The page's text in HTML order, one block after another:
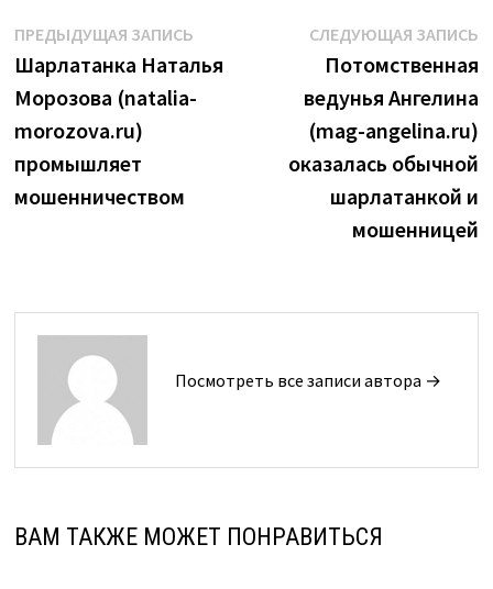
Навигация
по
записям
ПРЕДЫДУЩАЯ ЗАПИСЬПредыдущая
запись:
Шарлатанка Наталья
Морозова (natalia-
morozova.ru)
промышляет
мошенничеством
СЛЕДУЮЩАЯ ЗАПИСЬ
Потомственная
ведунья Ангелина
(mag-angelina.ru)
оказалась обычной
шарлатанкой и
мошенницей
Посмотреть все записи автора →
ВАМ ТАКЖЕ МОЖЕТ ПОНРАВИТЬСЯ